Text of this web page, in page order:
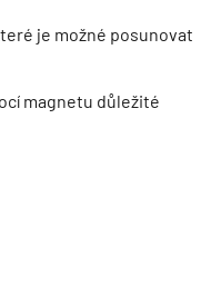
je možné posunovat
magnetu důležité